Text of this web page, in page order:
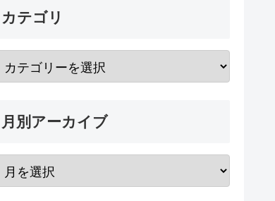
カテゴリ
月別アーカイブ